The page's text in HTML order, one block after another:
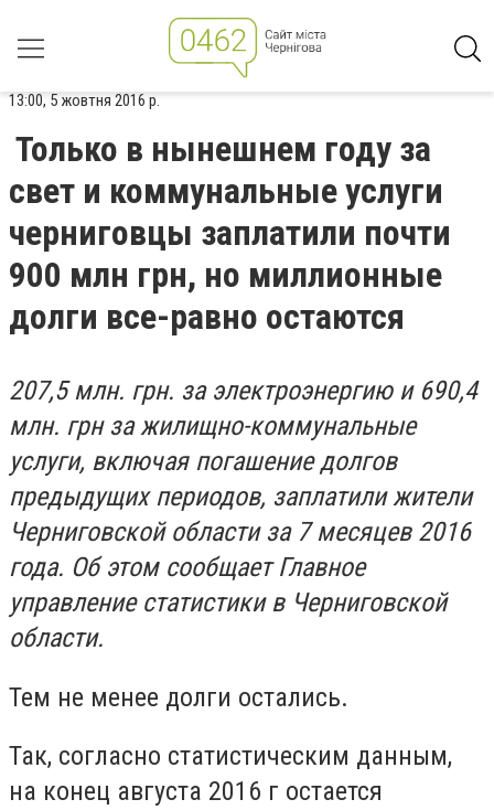
13:00, 5 жовтня 2016 р.
Только в нынешнем году за
свет и коммунальные услуги
черниговцы заплатили почти
900 млн грн, но миллионные
долги все-равно остаются
207,5 млн. грн. за электроэнергию и 690,4
млн. грн за жилищно-коммунальные
услуги, включая погашение долгов
предыдущих периодов, заплатили жители
Черниговской области за 7 месяцев 2016
года. Об этом сообщает Главное
управление статистики в Черниговской
области.
Тем не менее долги остались.
Так, согласно статистическим данным,
на конец августа 2016 г остается